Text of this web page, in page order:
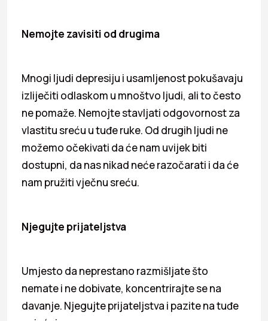
Nemojte zavisiti od drugima
Mnogi ljudi depresiju i usamljenost pokušavaju
izliječiti odlaskom u mnoštvo ljudi, ali to često
ne pomaže. Nemojte stavljati odgovornost za
vlastitu sreću u tuđe ruke. Od drugih ljudi ne
možemo očekivati da će nam uvijek biti
dostupni, da nas nikad neće razočarati i da će
nam pružiti vječnu sreću.
Njegujte prijateljstva
Umjesto da neprestano razmišljate što
nemate i ne dobivate, koncentrirajte se na
davanje. Njegujte prijateljstva i pazite na tuđe